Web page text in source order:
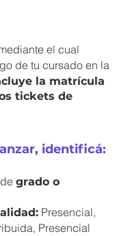
el cual
de tu cursado en la
la matrícula
tickets de
identificá:
grado o
Presencial,
Presencial